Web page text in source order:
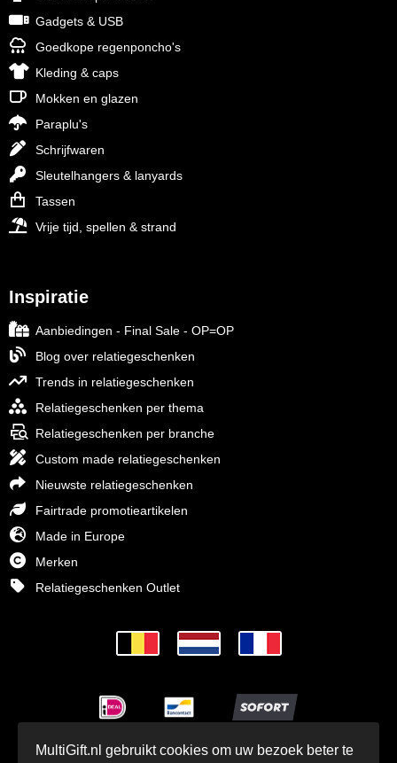
Gadgets & USB
Goedkope regenponcho's
Kleding & caps
Mokken en glazen
Paraplu's
Schrijfwaren
Sleutelhangers & lanyards
Tassen
Vrije tijd, spellen & strand
Inspiratie
Aanbiedingen - Final Sale - OP=OP
Blog over relatiegeschenken
Trends in relatiegeschenken
Relatiegeschenken per thema
Relatiegeschenken per branche
Custom made relatiegeschenken
Nieuwste relatiegeschenken
Fairtrade promotieartikelen
Made in Europe
Merken
Relatiegeschenken Outlet
© MultiGift Relatiegeschenken BV 1993 - 2026
MultiGift.nl gebruikt cookies om uw bezoek beter te